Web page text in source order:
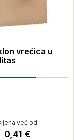
vrećica u
već od:
0,41 €